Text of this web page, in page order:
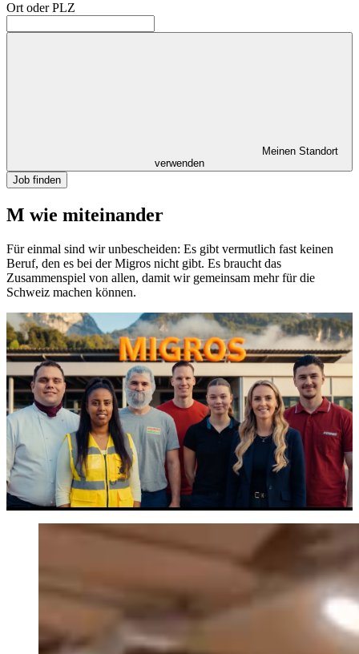
Ort oder PLZ
Meinen Standort
verwenden
Job finden
M wie miteinander
Für einmal sind wir unbescheiden: Es gibt vermutlich fast keinen
Beruf, den es bei der Migros nicht gibt. Es braucht das
Zusammenspiel von allen, damit wir gemeinsam mehr für die
Schweiz machen können.